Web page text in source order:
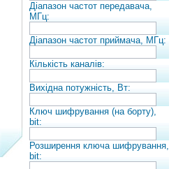
Діапазон частот передавача,
МГц:
Діапазон частот приймача, МГц:
Кількість каналів:
Вихідна потужність, Вт:
Ключ шифрування (на борту),
bit:
Розширення ключа шифрування,
bit: